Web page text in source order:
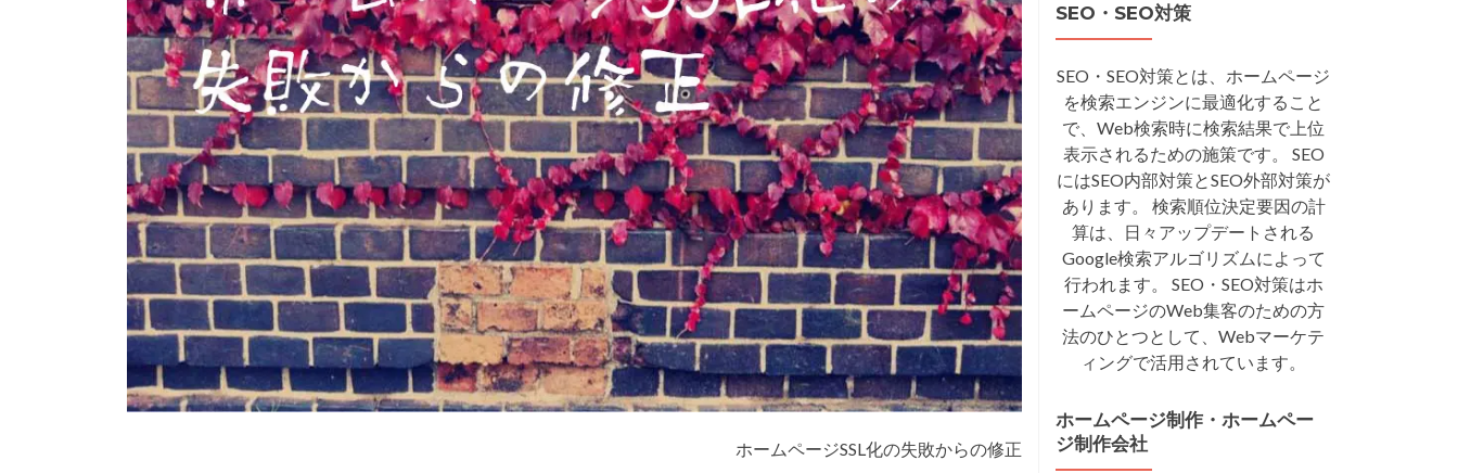
ホームページSSL化の失敗からの修正
SEO・SEO対策
SEO・SEO対策とは、ホームページ
を検索エンジンに最適化すること
で、Web検索時に検索結果で上位
表示されるための施策です。 SEO
にはSEO内部対策とSEO外部対策が
あります。 検索順位決定要因の計
算は、日々アップデートされる
Google検索アルゴリズムによって
行われます。 SEO・SEO対策はホ
ームページのWeb集客のための方
法のひとつとして、Webマーケテ
ィングで活用されています。
ホームページ制作・ホームペー
ジ制作会社